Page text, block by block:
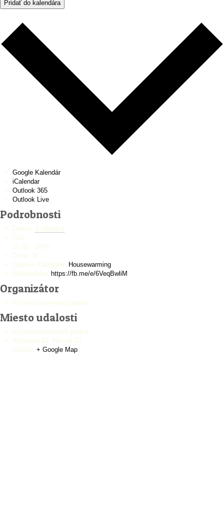
Pridať do kalendára
Google Kalendár
iCalendar
Outlook 365
Outlook Live
Podrobnosti
Dátum: 4 februára
Čas:
11:00 - 19:00
Cena: 1€
Udalosť Kategória: Housewarming
Webstránka: https://fb.me/e/6VeqBwliM
Organizátor
Východoslovenská galéria
Miesto udalosti
Východoslovenská galéria
Alžbetina 22, Hlavná 27
Košice, + Google Map